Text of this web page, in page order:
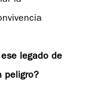
ese legado de
peligro?